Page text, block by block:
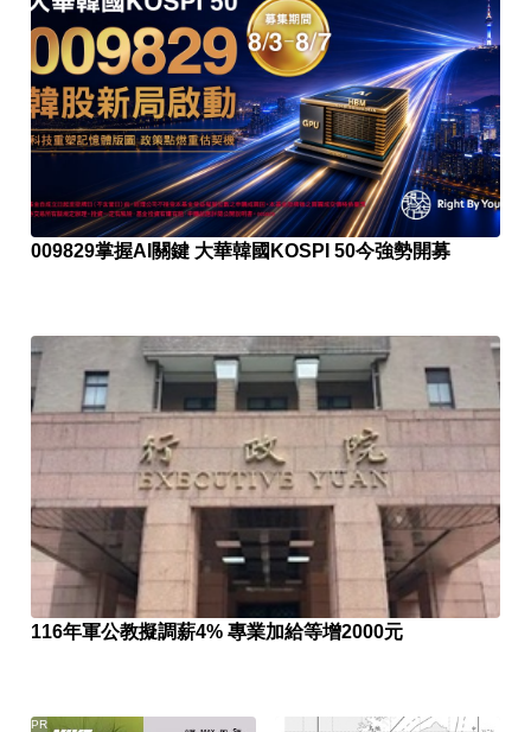
009829掌握AI關鍵 大華韓國KOSPI 50今強勢開募
116年軍公教擬調薪4% 專業加給等增2000元
PR